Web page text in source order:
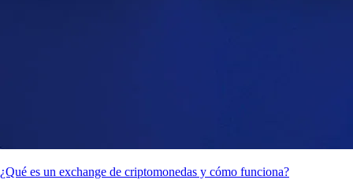
¿Qué es un exchange de criptomonedas y cómo funciona?